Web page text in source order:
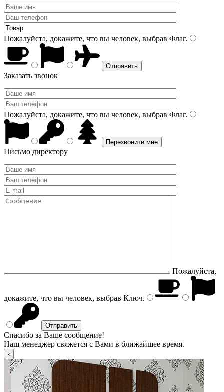
Пожалуйста, докажите, что вы человек, выбрав Флаг.
Заказать звонок
Пожалуйста, докажите, что вы человек, выбрав Флаг.
Письмо директору
Пожалуйста,
докажите, что вы человек, выбрав Ключ.
Спасибо за Ваше сообщение!
Наш менеджер свяжется с Вами в ближайшее время.